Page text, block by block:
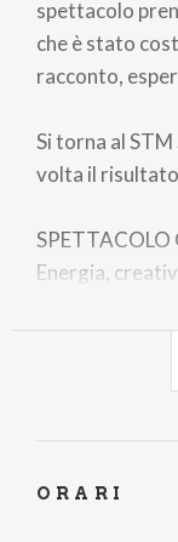
spettacolo
che è stato
racconto,
Si torna al
volta il
SPETTACOLO
Energia,
Durante
del lavoro di
ORARI